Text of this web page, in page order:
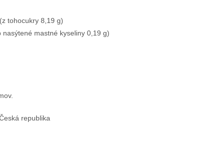
tohocukry 8,19 g)
nasýtené mastné kyseliny 0,19 g)
republika